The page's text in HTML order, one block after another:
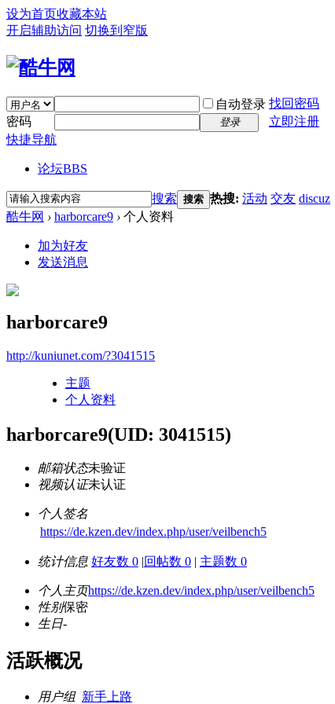
设为首页收藏本站
开启辅助访问 切换到窄版
自动登录 找回密码
密码
登录
立即注册
快捷导航
论坛BBS
搜索 搜索 热搜: 活动 交友 discuz
酷牛网 › harborcare9 › 个人资料
加为好友
发送消息
harborcare9
http://kuniunet.com/?3041515
主题
个人资料
harborcare9(UID: 3041515)
邮箱状态未验证
视频认证未认证
个人签名
https://de.kzen.dev/index.php/user/veilbench5
统计信息 好友数 0 |回帖数 0 | 主题数 0
个人主页https://de.kzen.dev/index.php/user/veilbench5
性别保密
生日-
活跃概况
用户组 新手上路